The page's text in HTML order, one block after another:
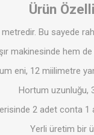
Ürün
Bu sayede
makinesinde hem
eni, 12 miilimetre
Hortum uzunluğu,
2 adet conta 1
Yerli üretim bir